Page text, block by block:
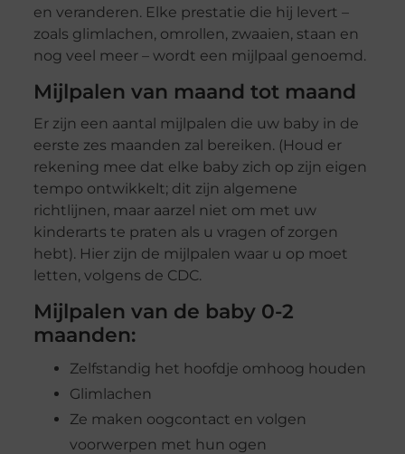
en veranderen. Elke prestatie die hij levert –
zoals glimlachen, omrollen, zwaaien, staan en
nog veel meer – wordt een mijlpaal genoemd.
Mijlpalen van maand tot maand
Er zijn een aantal mijlpalen die uw baby in de
eerste zes maanden zal bereiken. (Houd er
rekening mee dat elke baby zich op zijn eigen
tempo ontwikkelt; dit zijn algemene
richtlijnen, maar aarzel niet om met uw
kinderarts te praten als u vragen of zorgen
hebt). Hier zijn de mijlpalen waar u op moet
letten, volgens de CDC.
Mijlpalen van de baby 0-2
maanden:
Zelfstandig het hoofdje omhoog houden
Glimlachen
Ze maken oogcontact en volgen
voorwerpen met hun ogen